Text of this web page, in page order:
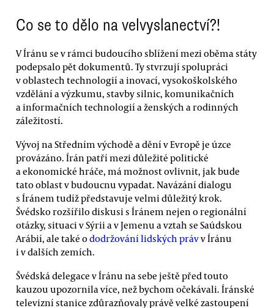
Co se to dělo na velvyslanectví?!
V Íránu se v rámci budoucího sblížení mezi oběma státy
podepsalo pět dokumentů. Ty stvrzují spolupráci
v oblastech technologií a inovací, vysokoškolského
vzdělání a výzkumu, stavby silnic, komunikačních
a informačních technologií a ženských a rodinných
záležitostí.
Vývoj na Středním východě a dění v Evropě je úzce
provázáno. Írán patří mezi důležité politické
a ekonomické hráče, má možnost ovlivnit, jak bude
tato oblast v budoucnu vypadat. Navázání dialogu
s Íránem tudíž představuje velmi důležitý krok.
Švédsko rozšířilo diskusi s Íránem nejen o regionální
otázky, situaci v Sýrii a v Jemenu a vztah se Saúdskou
Arábií, ale také ododržování lidských právv Íránu
i v dalších zemích.
Švédská delegace v Íránu na sebe ještě před touto
kauzou upozornila více, než bychom očekávali. Íránské
televizní stanice zdůrazňovaly právě velké zastoupení